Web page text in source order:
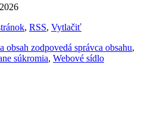
, RSS, Vytlačiť
obsah zodpovedá správca obsahu,
súkromia, Webové sídlo